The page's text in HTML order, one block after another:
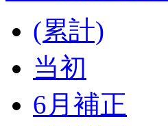
(累計)
当初
6月補正